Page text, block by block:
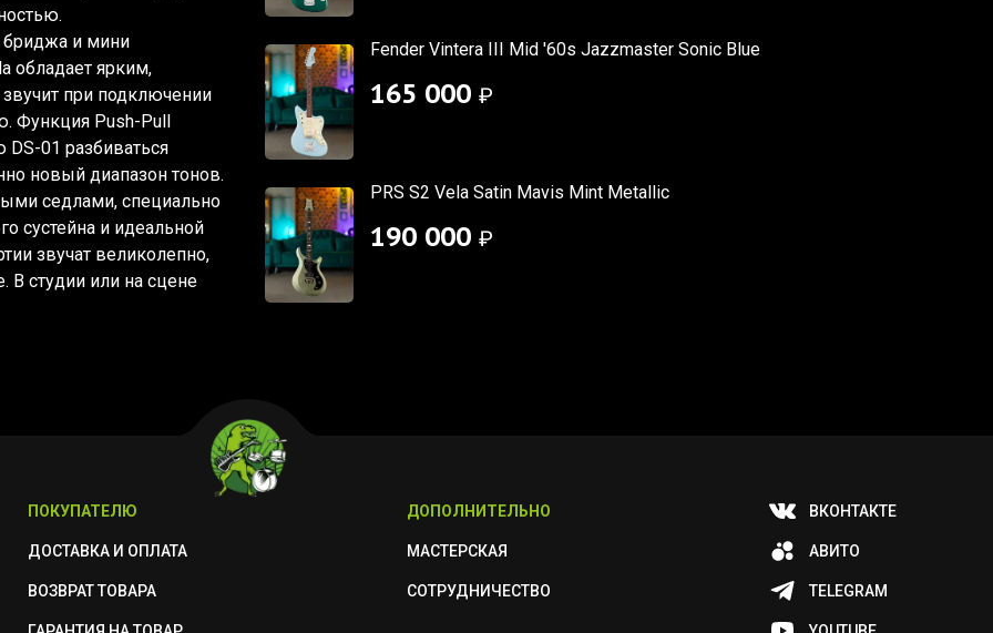
бриджа и мини
обладает ярким,
при подключении
Функция Push-Pull
DS-01 разбиваться
новый диапазон тонов.
седлами, специально
сустейна и идеальной
звучат великолепно,
В студии или на сцене
Fender Vintera III Mid '60s Jazzmaster Sonic Blue
165 000 ₽
PRS S2 Vela Satin Mavis Mint Metallic
190 000 ₽
ПОКУПАТЕЛЮ
ДОСТАВКА И ОПЛАТА
ВОЗВРАТ ТОВАРА
ДОПОЛНИТЕЛЬНО
МАСТЕРСКАЯ
СОТРУДНИЧЕСТВО
ВКОНТАКТЕ
АВИТО
TELEGRAM